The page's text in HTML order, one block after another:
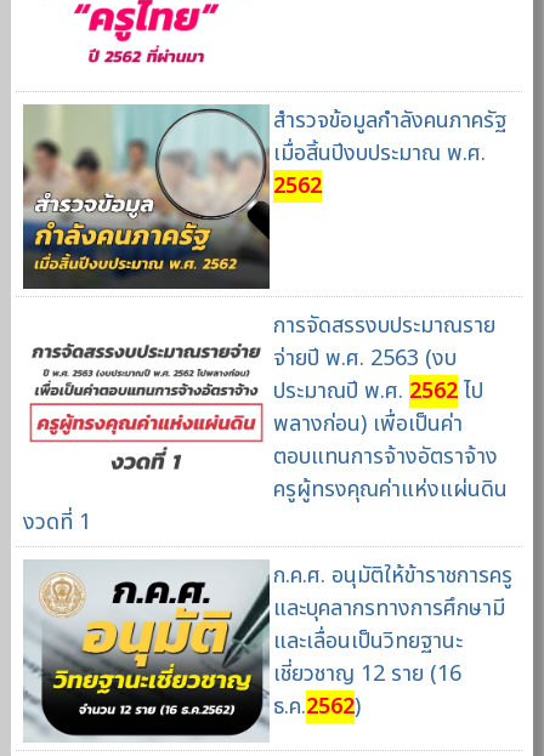
สำรวจข้อมูลกำลังคนภาครัฐ
เมื่อสิ้นปีงบประมาณ พ.ศ.
2562
การจัดสรรงบประมาณราย
จ่ายปี พ.ศ. 2563 (งบ
ประมาณปี พ.ศ. 2562ไป
พลางก่อน) เพื่อเป็นค่า
ตอบแทนการจ้างอัตราจ้าง
ครูผู้ทรงคุณค่าแห่งแผ่นดิน
งวดที่ 1
ก.ค.ศ. อนุมัติให้ข้าราชการครู
และบุคลากรทางการศึกษามี
และเลื่อนเป็นวิทยฐานะ
เชี่ยวชาญ 12 ราย (16
ธ.ค.2562)